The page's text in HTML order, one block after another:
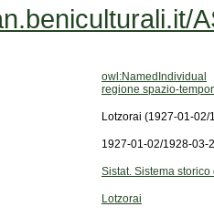
owl:NamedIndividual
regione spazio-
Lotzorai (1927-01-02/
1927-01-02/1928-03-
Sistat. Sistema
Lotzorai